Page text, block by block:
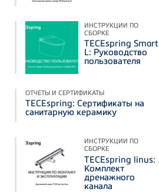
ИНСТРУКЦИИ ПО
СБОРКЕ
TECEspring Smart
L: Руководство
пользователя
ОТЧЕТЫ И СЕРТИФИКАТЫ
TECEspring: Сертификаты на
санитарную керамику
ИНСТРУКЦИИ ПО
СБОРКЕ
TECEspring linus:
Комплект
дренажного
канала